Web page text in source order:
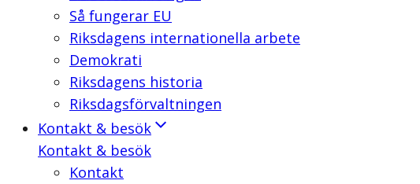
Så fungerar EU
Riksdagens internationella arbete
Demokrati
Riksdagens historia
Riksdagsförvaltningen
Kontakt & besök
Kontakt & besök
Kontakt